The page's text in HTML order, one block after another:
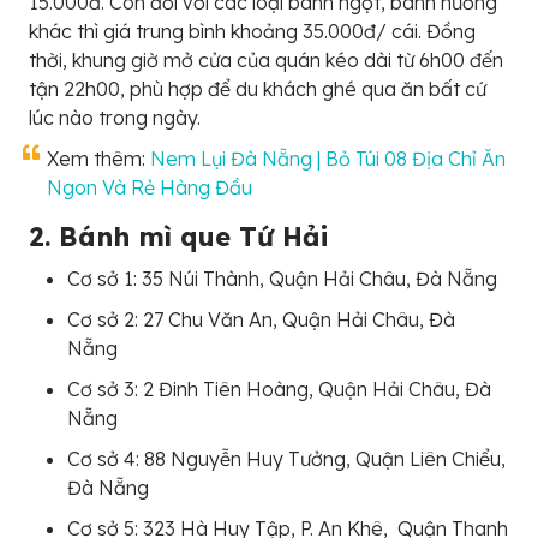
khác thì giá trung bình khoảng 35.000đ/ cái. Đồng
thời, khung giờ mở cửa của quán kéo dài từ 6h00 đến
tận 22h00, phù hợp để du khách ghé qua ăn bất cứ
lúc nào trong ngày.
Xem thêm: Nem Lụi Đà Nẵng | Bỏ Túi 08 Địa Chỉ Ăn
Ngon Và Rẻ Hàng Đầu
2. Bánh mì que Tứ Hải
Cơ sở 1: 35 Núi Thành, Quận Hải Châu, Đà Nẵng
Cơ sở 2: 27 Chu Văn An, Quận Hải Châu, Đà
Nẵng
Cơ sở 3: 2 Đinh Tiên Hoàng, Quận Hải Châu, Đà
Nẵng
Cơ sở 4: 88 Nguyễn Huy Tưởng, Quận Liên Chiểu,
Đà Nẵng
Cơ sở 5: 323 Hà Huy Tập, P. An Khê, Quận Thanh